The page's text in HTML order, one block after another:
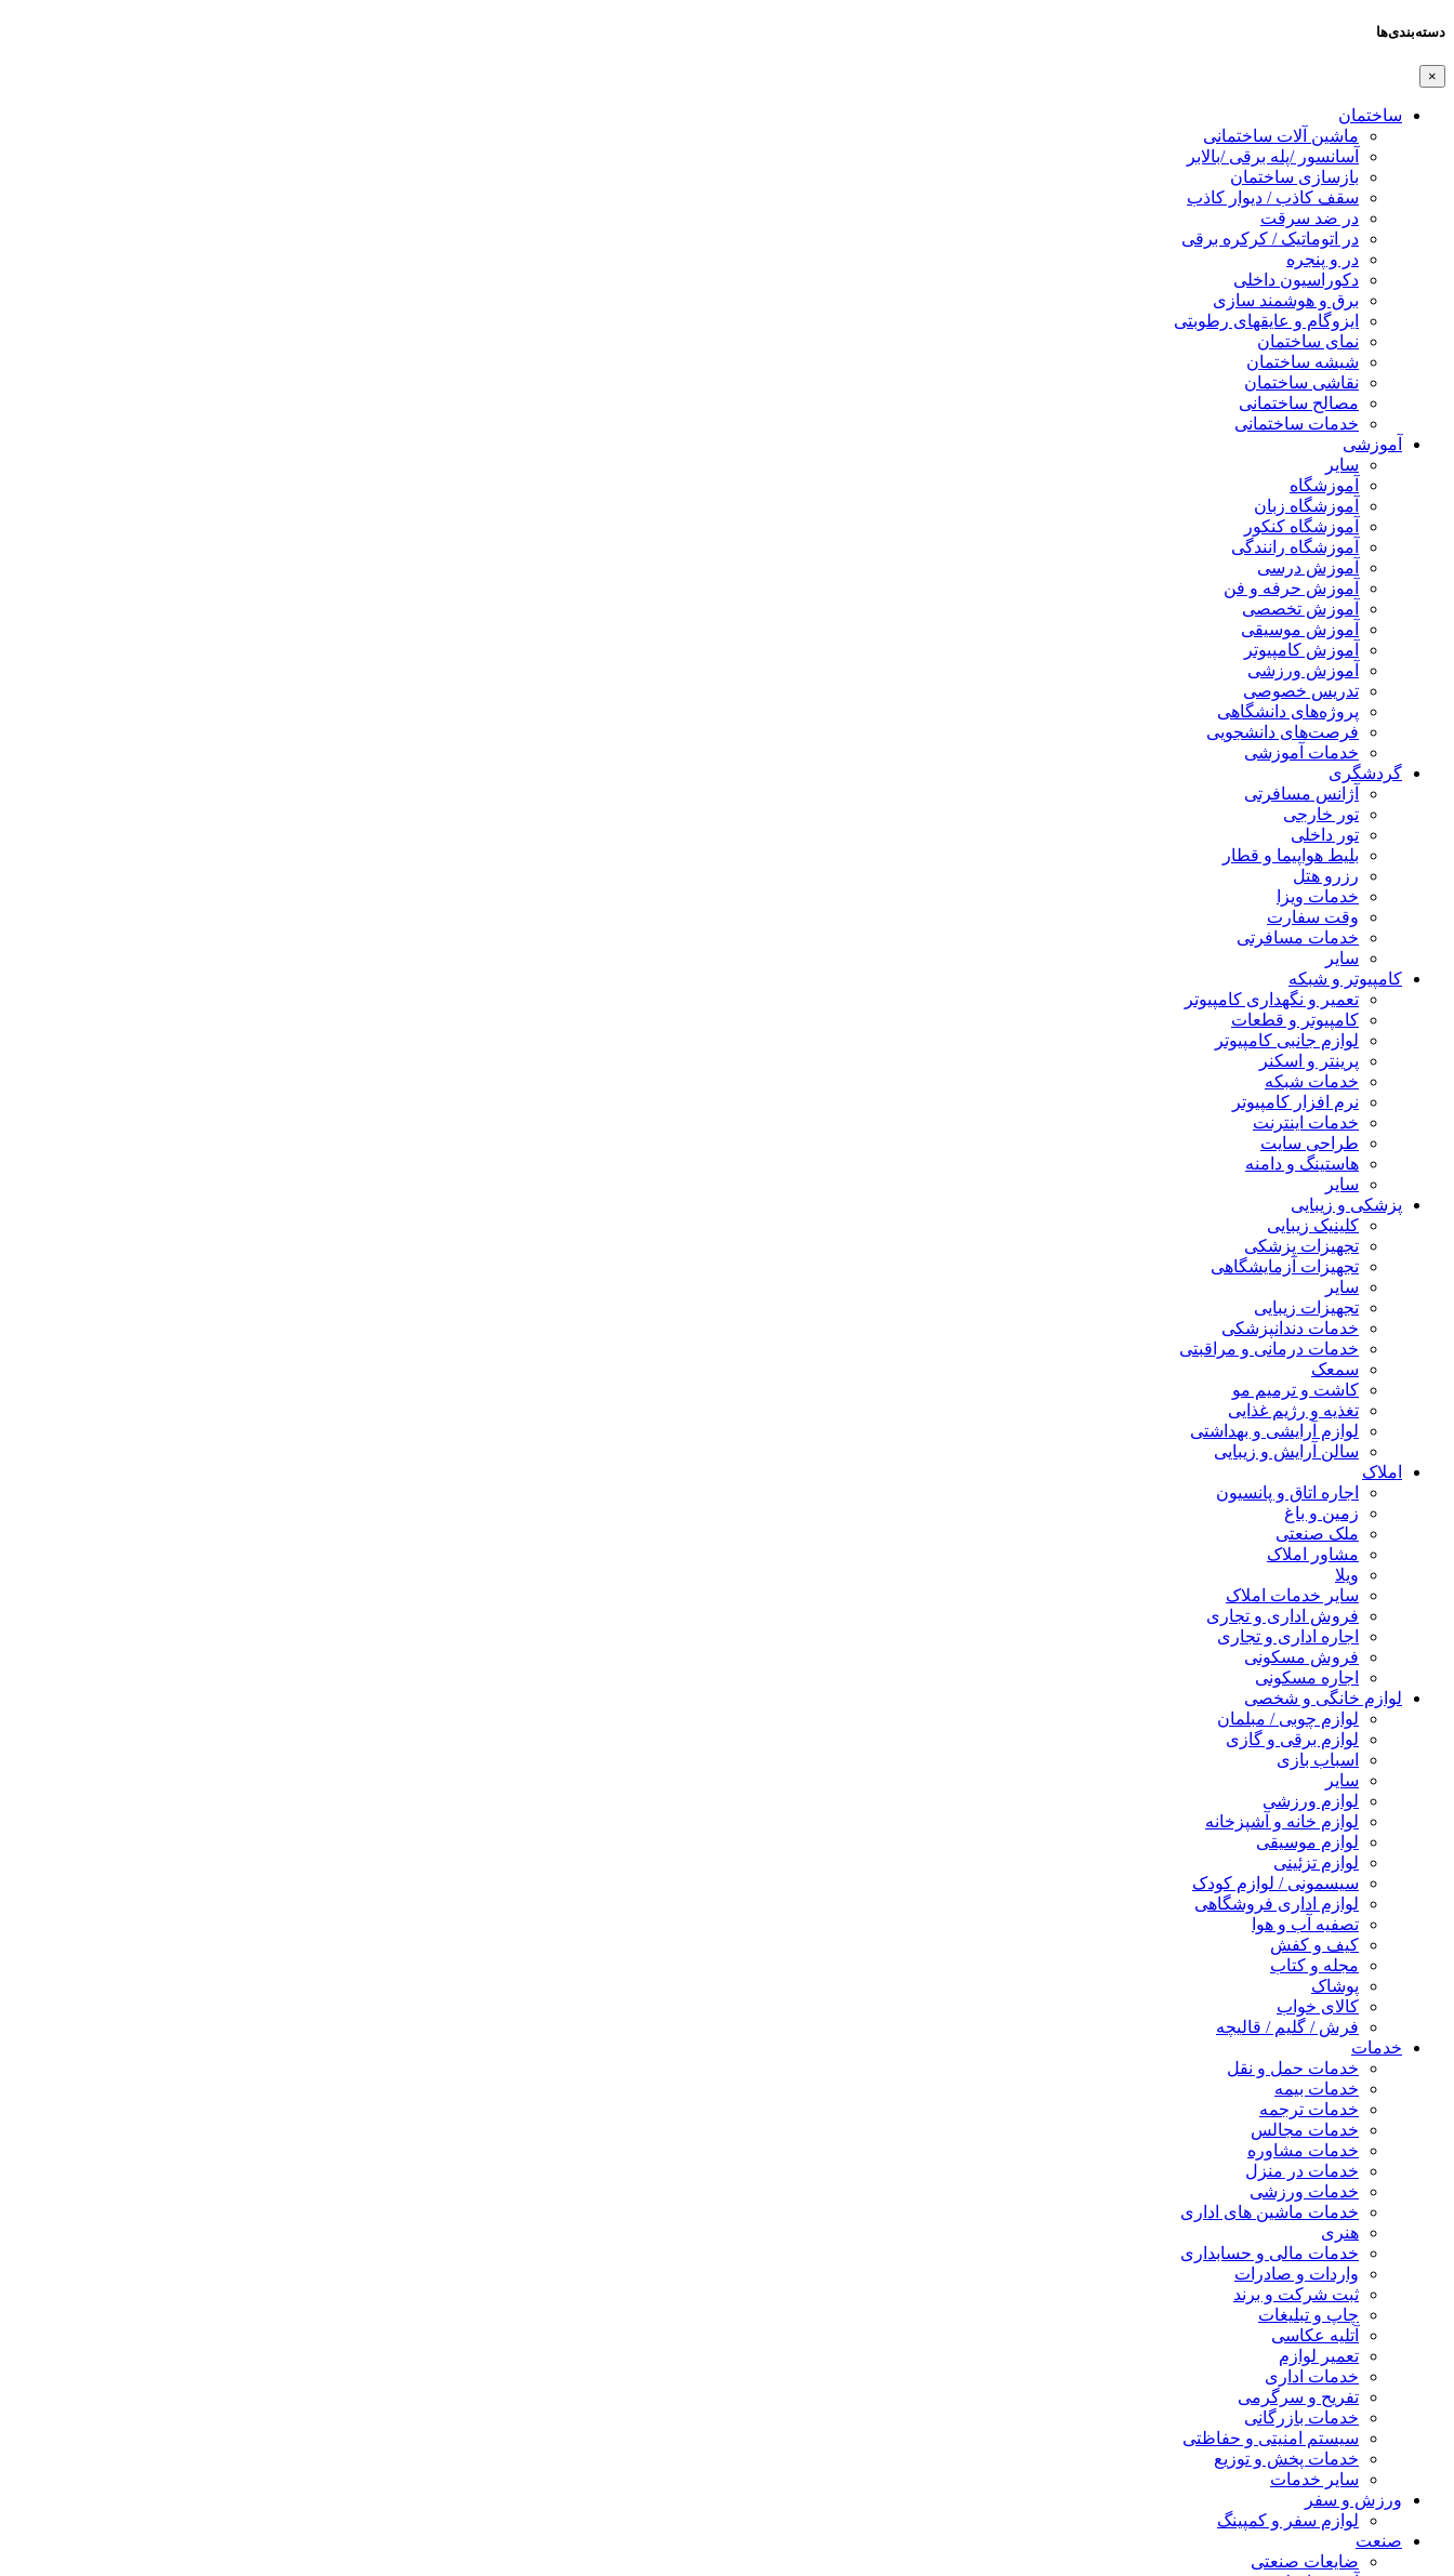
دسته‌بندی‌ها
×
ساختمان
ماشین آلات ساختمانی
آسانسور /پله برقی /بالابر
بازسازی ساختمان
سقف کاذب / دیوار کاذب
در ضد سرقت
در اتوماتیک / کرکره برقی
در و پنجره
دکوراسیون داخلی
برق و هوشمند سازی
ایزوگام و عایقهای رطوبتی
نمای ساختمان
شیشه ساختمان
نقاشی ساختمان
مصالح ساختمانی
خدمات ساختمانی
آموزشی
سایر
آموزشگاه
آموزشگاه زبان
آموزشگاه کنکور
آموزشگاه رانندگی
آموزش درسی
آموزش حرفه و فن
آموزش تخصصی
آموزش موسیقی
آموزش کامپیوتر
آموزش ورزشی
تدریس خصوصی
پروژه‌های دانشگاهی
فرصت‌های دانشجویی
خدمات آموزشی
گردشگری
آژانس مسافرتی
تور خارجی
تور داخلی
بلیط هواپیما و قطار
رزرو هتل
خدمات ویزا
وقت سفارت
خدمات مسافرتی
سایر
کامپیوتر و شبکه
تعمیر و نگهداری کامپیوتر
کامپیوتر و قطعات
لوازم جانبی کامپیوتر
پرینتر و اسکنر
خدمات شبکه
نرم افزار کامپیوتر
خدمات اینترنت
طراحی سایت
هاستینگ و دامنه
سایر
پزشکی و زیبایی
کلینیک زیبایی
تجهیزات پزشکی
تجهیزات آزمایشگاهی
سایر
تجهیزات زیبایی
خدمات دندانپزشکی
خدمات درمانی و مراقبتی
سمعک
کاشت و ترمیم مو
تغذیه و رژیم غذایی
لوازم آرایشی و بهداشتی
سالن آرایش و زیبایی
املاک
اجاره اتاق و پانسیون
زمین و باغ
ملک صنعتی
مشاور املاک
ویلا
سایر خدمات املاک
فروش اداری و تجاری
اجاره اداری و تجاری
فروش مسکونی
اجاره مسکونی
لوازم خانگی و شخصی
لوازم چوبی / مبلمان
لوازم برقی و گازی
اسباب بازی
سایر
لوازم ورزشی
لوازم خانه و آشپزخانه
لوازم موسیقی
لوازم تزئینی
سیسمونی / لوازم کودک
لوازم اداری فروشگاهی
تصفیه آب و هوا
کیف و کفش
مجله و کتاب
پوشاک
کالای خواب
فرش / گلیم / قالیچه
خدمات
خدمات حمل و نقل
خدمات بیمه
خدمات ترجمه
خدمات مجالس
خدمات مشاوره
خدمات در منزل
خدمات ورزشی
خدمات ماشین های اداری
هنری
خدمات مالی و حسابداری
واردات و صادرات
ثبت شرکت و برند
چاپ و تبلیغات
آتلیه عکاسی
تعمیر لوازم
خدمات اداری
تفریح و سرگرمی
خدمات بازرگانی
سیستم امنیتی و حفاظتی
خدمات پخش و توزیع
سایر خدمات
ورزش و سفر
لوازم سفر و کمپینگ
صنعت
ضایعات صنعتی